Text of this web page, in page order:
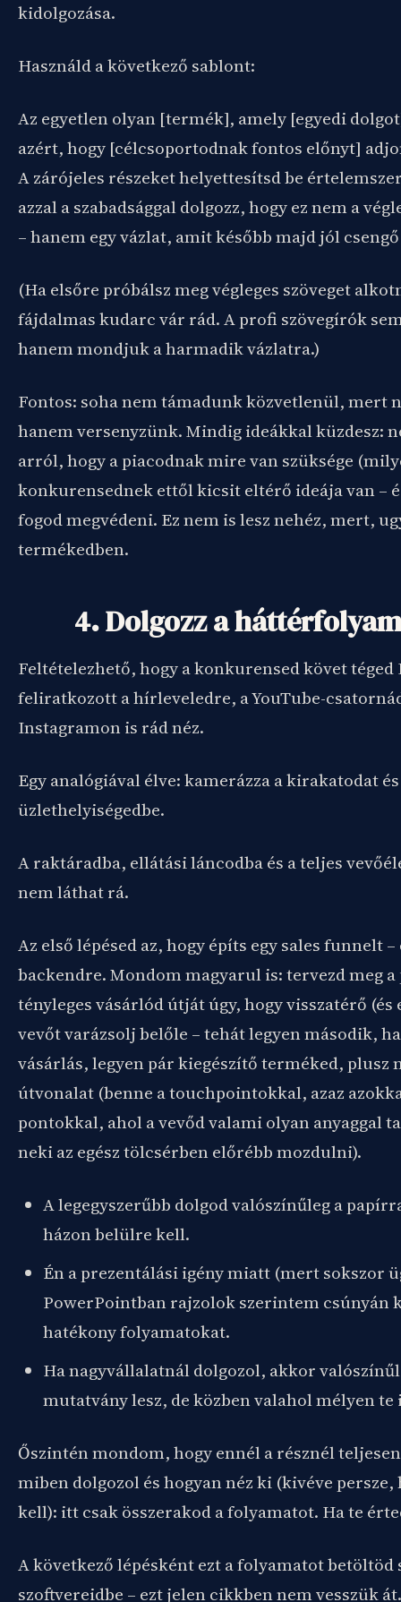
kidolgozása.
Használd a következő sablont:
Az egyetlen olyan [termék], amely [egyedi
azért, hogy [célcsoportodnak fontos előnyt]
A zárójeles részeket helyettesítsd be
azzal a szabadsággal dolgozz, hogy ez nem a
– hanem egy vázlat, amit később majd jól
(Ha elsőre próbálsz meg végleges szöveget
fájdalmas kudarc vár rád. A profi szövegírók
hanem mondjuk a harmadik vázlatra.)
Fontos: soha nem támadunk közvetlenül, mert
hanem versenyzünk. Mindig ideákkal küzdesz:
arról, hogy a piacodnak mire van szüksége
konkurensednek ettől kicsit eltérő ideája van –
fogod megvédeni. Ez nem is lesz nehéz, mert,
termékedben.
4. Dolgozz a
Feltételezhető, hogy a konkurensed követ téged
feliratkozott a hírleveledre, a YouTube-
Instagramon is rád néz.
Egy analógiával élve: kamerázza a kirakatodat
üzlethelyiségedbe.
A raktáradba, ellátási láncodba és a teljes
nem láthat rá.
Az első lépésed az, hogy építs egy sales funnelt
backendre. Mondom magyarul is: tervezd meg
tényleges vásárlód útját úgy, hogy visszatérő (és
vevőt varázsolj belőle – tehát legyen második,
vásárlás, legyen pár kiegészítő terméked, plusz
útvonalat (benne a touchpointokkal, azaz
pontokkal, ahol a vevőd valami olyan anyaggal
neki az egész tölcsérben előrébb mozdulni).
A legegyszerűbb dolgod valószínűleg a
házon belülre kell.
Én a prezentálási igény miatt (mert sokszor
PowerPointban rajzolok szerintem csúnyán
hatékony folyamatokat.
Ha nagyvállalatnál dolgozol, akkor
mutatvány lesz, de közben valahol mélyen te
Őszintén mondom, hogy ennél a résznél
miben dolgozol és hogyan néz ki (kivéve
kell): itt csak összerakod a folyamatot. Ha te
A következő lépésként ezt a folyamatot betöltöd
szoftvereidbe – ezt jelen cikkben nem vesszük át.